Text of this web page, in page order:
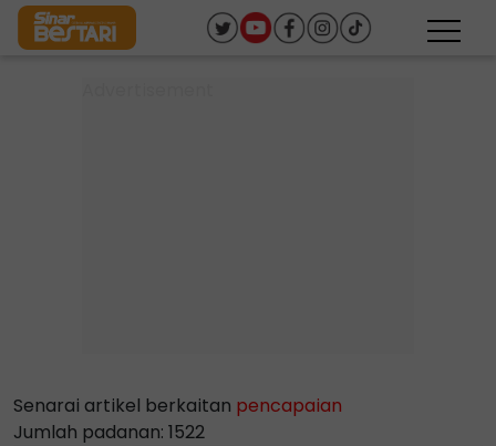
Senarai artikel berkaitan pencapaian
Jumlah padanan: 1522